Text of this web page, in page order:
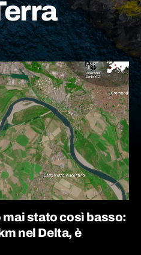
mai stato così basso:
nel Delta, è